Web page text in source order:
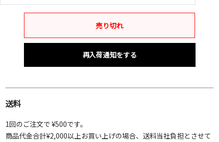
売り切れ
再入荷通知をする
送料
1回のご注文で ¥500です。
商品代金合計¥2,000以上お買い上げの場合、送料当社負担とさせて